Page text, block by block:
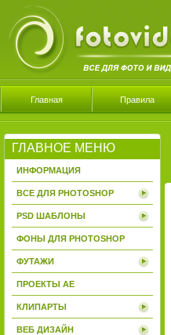
Главная Правила
ГЛАВНОЕ МЕНЮ
ИНФОРМАЦИЯ
ВСЕ ДЛЯ PHOTOSHOP
PSD ШАБЛОНЫ
ФОНЫ ДЛЯ PHOTOSHOP
ФУТАЖИ
ПРОЕКТЫ AE
КЛИПАРТЫ
ВЕБ ДИЗАЙН